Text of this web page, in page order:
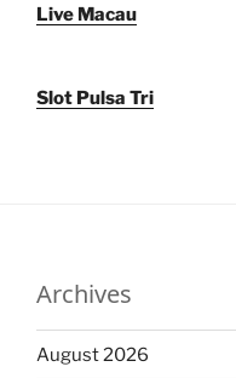
Live Macau
Slot Pulsa Tri
Archives
August 2026